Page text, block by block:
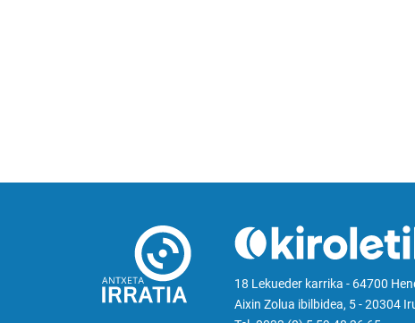
18 Lekueder karrika - 64700
Aixin Zolua ibilbidea, 5 - 20304